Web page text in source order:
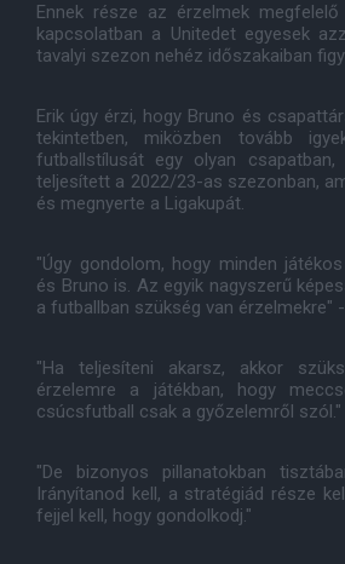
Ennek része az érzelmek
kapcsolatban a Unitedet egyesek
tavalyi szezon nehéz időszakaiban
Erik úgy érzi, hogy Bruno és
tekintetben, miközben tovább
futballstílusát egy olyan csapatban,
teljesített a 2022/23-as szezonban,
és megnyerte a Ligakupát.
"Úgy gondolom, hogy minden
és Bruno is. Az egyik nagyszerű
a futballban szükség van érzelmekre"
"Ha teljesíteni akarsz, akkor
érzelemre a játékban, hogy
csúcsfutball csak a győzelemről szól."
"De bizonyos pillanatokban
Irányítanod kell, a stratégiád része
fejjel kell, hogy gondolkodj."